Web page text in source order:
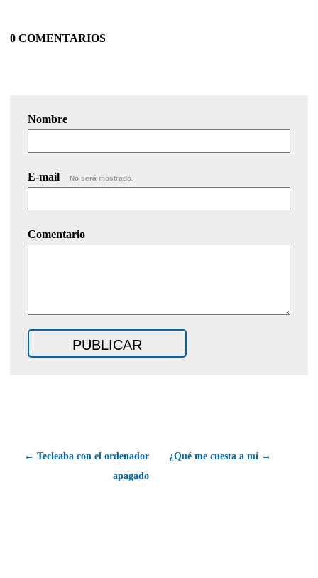
0 COMENTARIOS
Nombre
E-mail No será mostrado.
Comentario
← Tecleaba con el ordenador
apagado
¿Qué me cuesta a mí →